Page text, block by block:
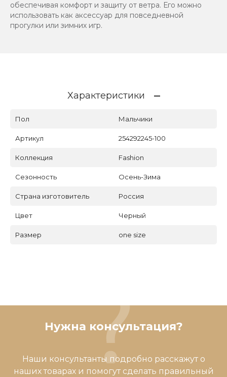
обеспечивая комфорт и защиту от ветра. Его можно
использовать как аксессуар для повседневной
прогулки или зимних игр.
Характеристики
Пол Мальчики
Артикул 254292245-100
Коллекция Fashion
Сезонность Осень-Зима
Страна изготовитель Россия
Цвет Черный
Размер one size
Нужна консультация?
Наши консультанты подробно расскажут о
наших товарах и помогут сделать правильный